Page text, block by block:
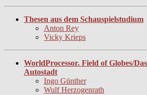
Thesen aus dem Schauspielstudium
Anton Rey
Vicky Krieps
WorldProcessor. Field of Globes/
Autostadt
Ingo Günther
Wulf Herzogenrath